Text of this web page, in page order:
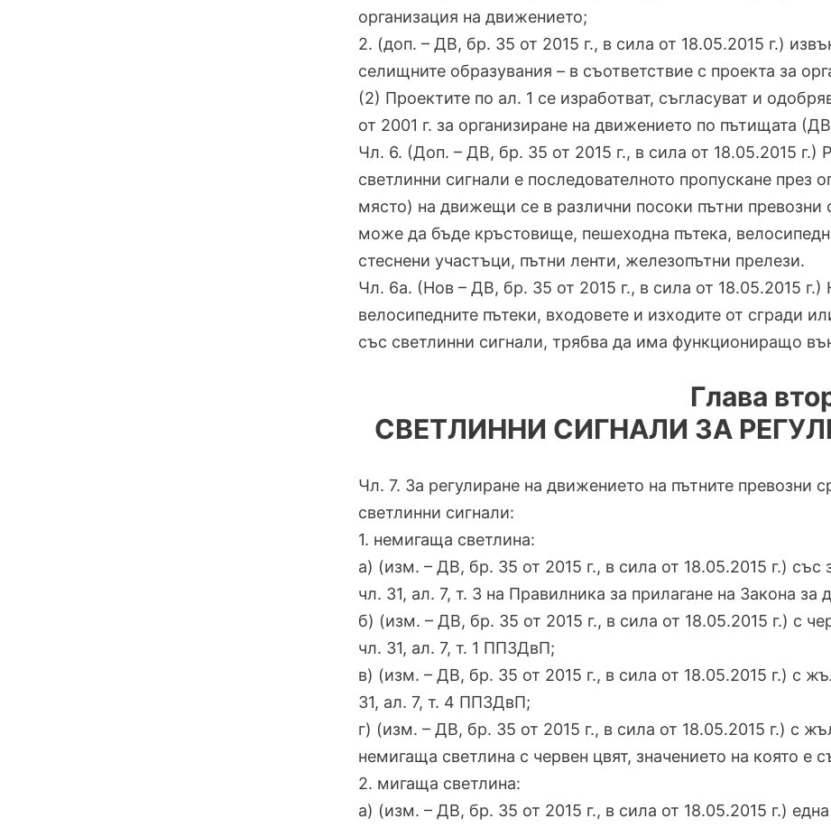
организация на движението;
2. (доп. – ДВ, бр. 35 от 2015 г., в сила от 18.05.2015 г.)
селищните образувания – в съответствие с проекта за
(2) Проектите по ал. 1 се изработват, съгласуват и
от 2001 г. за организиране на движението по пътищата
Чл. 6. (Доп. – ДВ, бр. 35 от 2015 г., в сила от 18.05.2015
светлинни сигнали е последователното пропускане през
място) на движещи се в различни посоки пътни
може да бъде кръстовище, пешеходна пътека,
стеснени участъци, пътни ленти, железопътни прелези.
Чл. 6а. (Нов – ДВ, бр. 35 от 2015 г., в сила от 18.05.2015
велосипедните пътеки, входовете и изходите от сгради
със светлинни сигнали, трябва да има функциониращо
Глава
СВЕТЛИННИ СИГНАЛИ ЗА
Чл. 7. За регулиране на движението на пътните превозни
светлинни сигнали:
1. немигаща светлина:
а) (изм. – ДВ, бр. 35 от 2015 г., в сила от 18.05.2015 г.) със
чл. 31, ал. 7, т. 3 на Правилника за прилагане на Закона
б) (изм. – ДВ, бр. 35 от 2015 г., в сила от 18.05.2015 г.) с
чл. 31, ал. 7, т. 1 ППЗДвП;
в) (изм. – ДВ, бр. 35 от 2015 г., в сила от 18.05.2015 г.) с
31, ал. 7, т. 4 ППЗДвП;
г) (изм. – ДВ, бр. 35 от 2015 г., в сила от 18.05.2015 г.) с
немигаща светлина с червен цвят, значението на която е
2. мигаща светлина:
а) (изм. – ДВ, бр. 35 от 2015 г., в сила от 18.05.2015 г.)